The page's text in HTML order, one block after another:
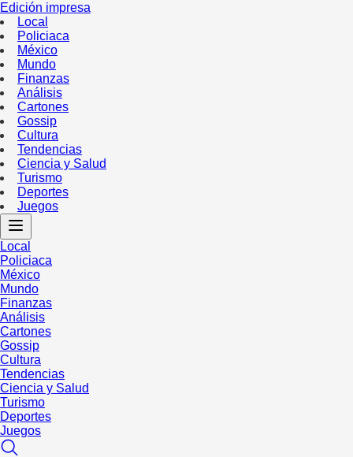
Edición impresa
Local
Policiaca
México
Mundo
Finanzas
Análisis
Cartones
Gossip
Cultura
Tendencias
Ciencia y Salud
Turismo
Deportes
Juegos
Local
Policiaca
México
Mundo
Finanzas
Análisis
Cartones
Gossip
Cultura
Tendencias
Ciencia y Salud
Turismo
Deportes
Juegos